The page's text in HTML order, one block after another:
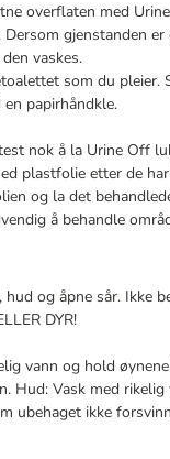
overflaten med
Dersom gjenstanden
vaskes.
som du pleier.
papirhåndkle.
nok å la Urine Off
plastfolie etter de
og la det
å behandle
og åpne sår. Ikke
DYR!
vann og hold
Hud: Vask med
ubehaget ikke